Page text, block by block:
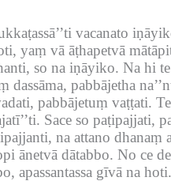
vacanato
yaṃ vā āṭhapetvā
so na iṇāyiko. Na hi
dassāma, pabbājetha
pabbājetuṃ vaṭṭati.
Sace so paṭipajjati,
na attano dhanaṃ
ānetvā dātabbo. No ce
apassantassa gīvā na hoti.